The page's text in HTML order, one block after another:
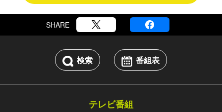
SHARE
検索 番組表
テレビ番組